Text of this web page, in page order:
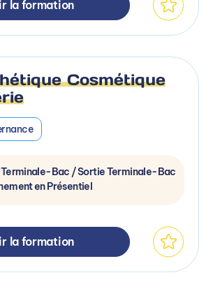
la formation
Cosmétique
Bac / Sortie Terminale-Bac
en Présentiel
la formation